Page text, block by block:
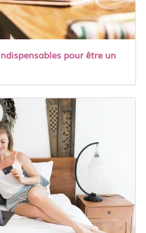
pour être un